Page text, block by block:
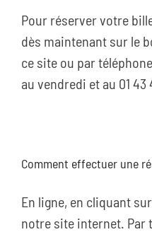
Pour réserver votre
dès maintenant sur le
ce site ou par
au vendredi et au 01 43
Comment effectuer une
En ligne, en cliquant
notre site internet. Par